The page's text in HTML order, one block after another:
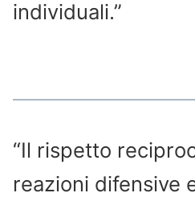
individuali.”
“Il rispetto
reazioni difensive